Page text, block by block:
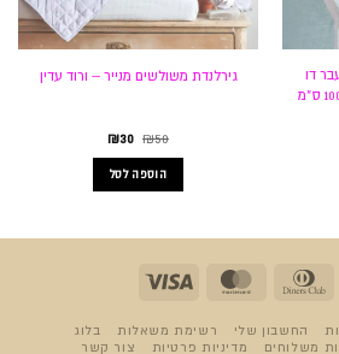
דו
צדדית עם רקמה ידנית – 100X140 ס"מ
גירלנדת משולשים מנייר – ורוד עדין
₪50
המחיר
היה:
₪50.
₪30
המחיר
הוספה לסל
Credit
Dinners
MasterCard
Visa
החשבון שלי רשימת משאלות
בלוג
משלוחים
מדיניות פרטיות צור קשר